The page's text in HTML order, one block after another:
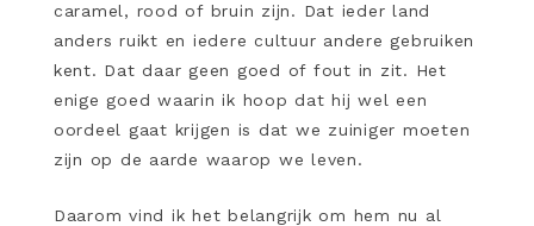
caramel, rood of bruin zijn. Dat ieder land
anders ruikt en iedere cultuur andere gebruiken
kent. Dat daar geen goed of fout in zit. Het
enige goed waarin ik hoop dat hij wel een
oordeel gaat krijgen is dat we zuiniger moeten
zijn op de aarde waarop we leven.
Daarom vind ik het belangrijk om hem nu al